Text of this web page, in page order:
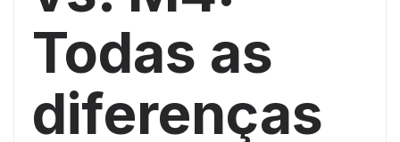
Todas as
diferenças